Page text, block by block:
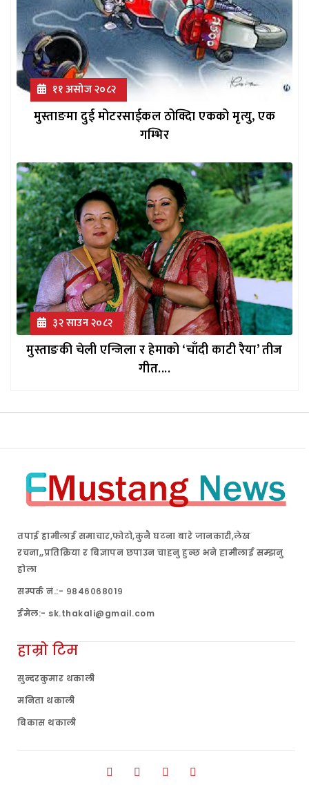
११ असोज २०८२
मुस्ताङमा दुई मोटरसाईकल ठोक्दिा एकको मृत्यु, एक
गम्भिर
३२ साउन २०८२
मुस्ताङकी चेली एन्जिला र हेमाको ‘चाँदी काटी रैया’ तीज
गीत....
तपाई हामीलाई समाचार,फोटो,कुनै घटना बारे जानकारी,लेख
रचना,,प्रतिक्रिया र बिज्ञापन छपाउन चाहनु हुन्छ भने हामीलाई सम्झनु
होला
सम्पर्क नं.:- ९८४६०६८०१९
ईमेल:- sk.thakali@gmail.com
हाम्रो टिम
सुन्दरकुमार थकाली
मनिता थकाली
बिकास थकाली